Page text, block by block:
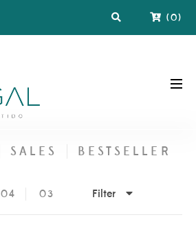
(0)
SALES BESTSELLER
04 03 Filter